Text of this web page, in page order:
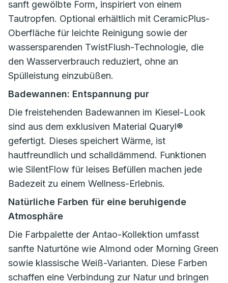
sanft gewölbte Form, inspiriert von einem
Tautropfen. Optional erhältlich mit CeramicPlus-
Oberfläche für leichte Reinigung sowie der
wassersparenden TwistFlush-Technologie, die
den Wasserverbrauch reduziert, ohne an
Spülleistung einzubüßen.
Badewannen: Entspannung pur
Die freistehenden Badewannen im Kiesel-Look
sind aus dem exklusiven Material Quaryl®
gefertigt. Dieses speichert Wärme, ist
hautfreundlich und schalldämmend. Funktionen
wie SilentFlow für leises Befüllen machen jede
Badezeit zu einem Wellness-Erlebnis.
Natürliche Farben für eine beruhigende
Atmosphäre
Die Farbpalette der Antao-Kollektion umfasst
sanfte Naturtöne wie Almond oder Morning Green
sowie klassische Weiß-Varianten. Diese Farben
schaffen eine Verbindung zur Natur und bringen